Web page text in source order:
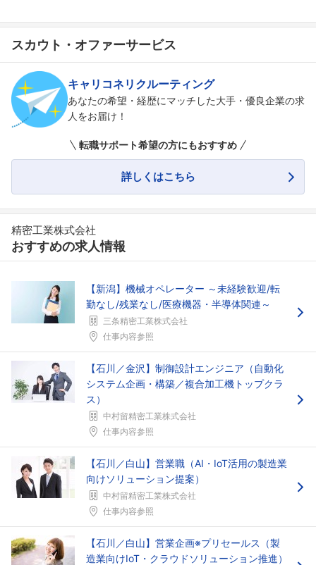
スカウト・オファーサービス
キャリコネリクルーティング
あなたの希望・経歴にマッチした大手・優良企業の求
人をお届け！
転職サポート希望の方にもおすすめ
詳しくはこちら
精密工業株式会社
おすすめの求人情報
【新潟】機械オペレーター ～未経験歓迎/転
勤なし/残業なし/医療機器・半導体関連～
三条精密工業株式会社
仕事内容参照
【石川／金沢】制御設計エンジニア（自動化
システム企画・構築／複合加工機トップクラ
ス）
中村留精密工業株式会社
仕事内容参照
【石川／白山】営業職（AI・IoT活用の製造業
向けソリューション提案）
中村留精密工業株式会社
仕事内容参照
【石川／白山】営業企画※プリセールス（製
造業向けIoT・クラウドソリューション推進）